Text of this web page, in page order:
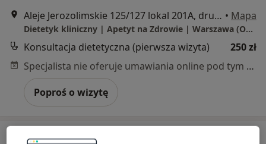
Aleje Jerozolimskie 125/127 lokal 201A, drugie piętro, Warszawa • Mapa
Dietetyk kliniczny | Apetyt na Zdrowie | Warszawa (Ochota)
Konsultacja dietetyczna (pierwsza wizyta)
250 zł
Specjalista nie oferuje umawiania online pod tym adresem.
Poproś o wizytę